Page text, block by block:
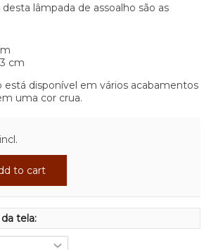
lâmpada de assoalho são as
cm
está disponível em vários acabamentos
uma cor crua.
to cart
tela: